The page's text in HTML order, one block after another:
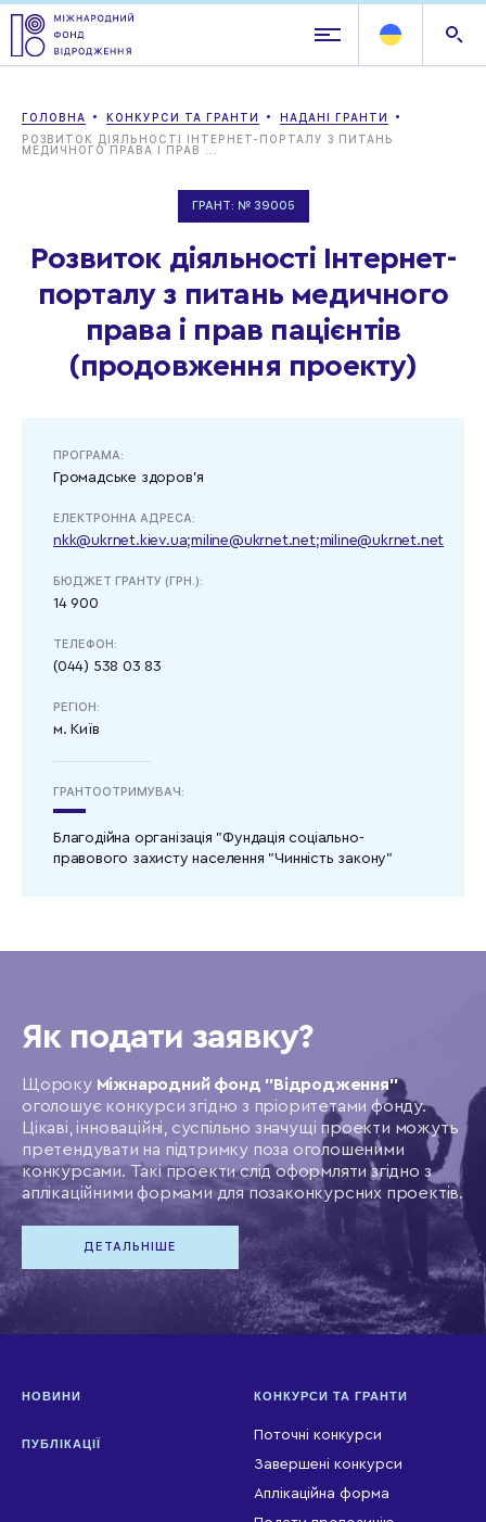
ГОЛОВНА КОНКУРСИ ТА ГРАНТИ
НАДАНІ ГРАНТИ
РОЗВИТОК ДІЯЛЬНОСТІ ІНТЕРНЕТ-ПОРТАЛУ З ПИТАНЬ
МЕДИЧНОГО ПРАВА І ПРАВ ...
ГРАНТ: № 39005
Розвиток діяльності Інтернет-
порталу з питань медичного
права і прав пацієнтів
(продовження проекту)
ПРОГРАМА:
Громадське здоров'я
ЕЛЕКТРОННА АДРЕСА:
nkk@ukrnet.kiev.ua;miline@ukrnet.net;miline@ukrnet.net
БЮДЖЕТ ГРАНТУ (ГРН.):
14 900
ТЕЛЕФОН:
(044) 538 03 83
РЕГІОН:
м. Київ
ГРАНТООТРИМУВАЧ:
Благодійна організація "Фундація соціально-
правового захисту населення "Чинність закону"
Як подати заявку?
Щороку Міжнародний фонд "Відродження"
оголошує конкурси згідно з пріоритетами фонду.
Цікаві, інноваційні, суспільно значущі проекти можуть
претендувати на підтримку поза оголошеними
конкурсами. Такі проекти слід оформляти згідно з
аплікаційними формами для позаконкурсних проектів.
ДЕТАЛЬНІШЕ
НОВИНИ
ПУБЛІКАЦІЇ
КОНКУРСИ ТА ГРАНТИ
Поточні конкурси
Завершені конкурси
Аплікаційна форма